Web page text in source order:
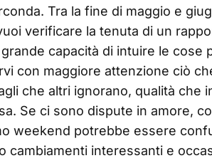
Tra la fine di maggio e
verificare la tenuta di un
capacità di intuire le cose
con maggiore attenzione ciò
che altri ignorano, qualità che
Se ci sono dispute in amore,
weekend potrebbe essere
cambiamenti interessanti e